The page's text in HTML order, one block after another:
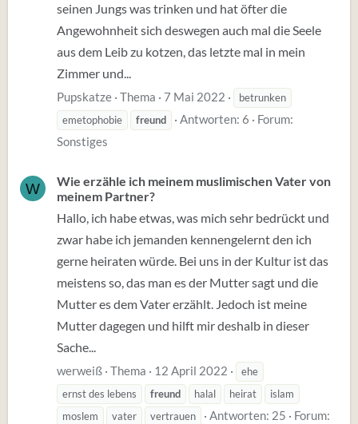
seinen Jungs was trinken und hat öfter die
Angewohnheit sich deswegen auch mal die Seele
aus dem Leib zu kotzen, das letzte mal in mein
Zimmer und...
Pupskatze Thema 7 Mai 2022
betrunken
emetophobie
freund Antworten: 6
Forum:
Sonstiges
W
Wie erzähle ich meinem muslimischen Vater von
meinem Partner?
Hallo, ich habe etwas, was mich sehr bedrückt und
zwar habe ich jemanden kennengelernt den ich
gerne heiraten würde. Bei uns in der Kultur ist das
meistens so, das man es der Mutter sagt und die
Mutter es dem Vater erzählt. Jedoch ist meine
Mutter dagegen und hilft mir deshalb in dieser
Sache...
werweiß Thema 12 April 2022
ehe
ernst des lebens
freund halal heirat
islam
moslem
vater vertrauen Antworten: 25
Forum: